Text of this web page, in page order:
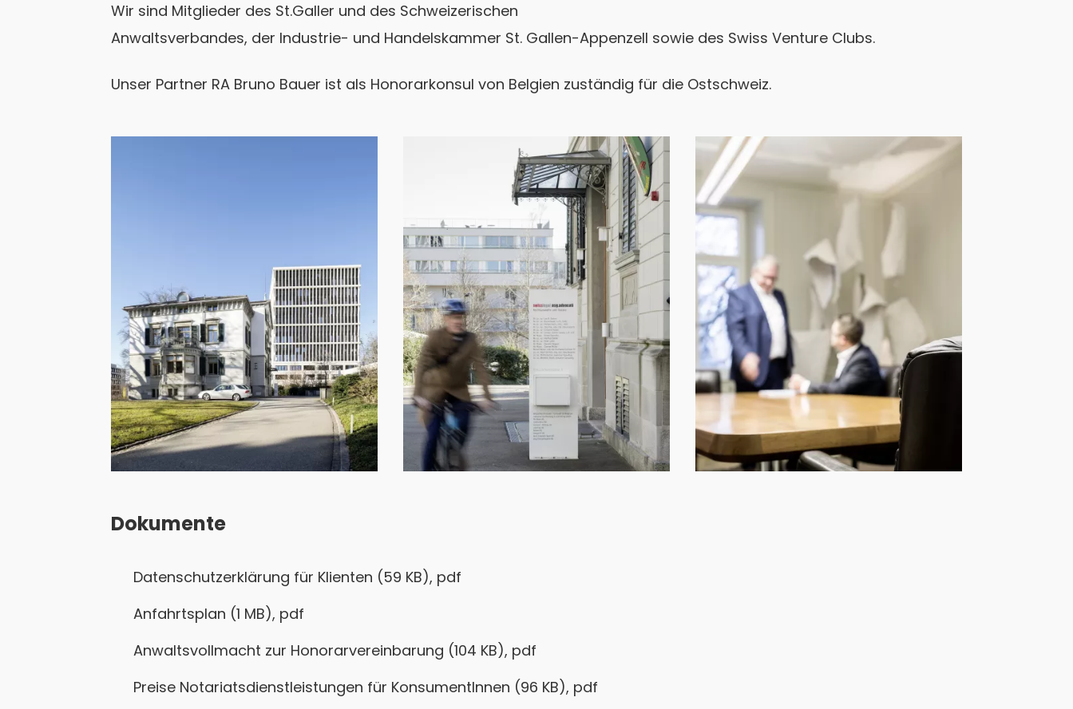
Wir sind Mitglieder des St.Galler und des Schweizerischen
Anwaltsverbandes, der Industrie- und Handelskammer St. Gallen-Appenzell sowie des Swiss Venture Clubs.
Unser Partner RA Bruno Bauer ist als Honorarkonsul von Belgien zuständig für die Ostschweiz.
Dokumente
documents
Datenschutzerklärung für Klienten (59 KB), pdf
Anfahrtsplan (1 MB), pdf
Anwaltsvollmacht zur Honorarvereinbarung (104 KB), pdf
Preise Notariatsdienstleistungen für KonsumentInnen (96 KB), pdf